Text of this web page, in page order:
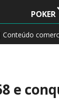
POKER
e